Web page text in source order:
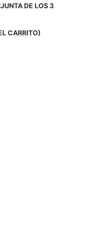
DE LOS 3
CARRITO)